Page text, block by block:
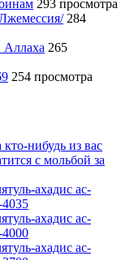
293 просмотра
284
Аллаха 265
254 просмотра
нибудь из вас
с мольбой за
ахадис ас-
ахадис ас-
ахадис ас-